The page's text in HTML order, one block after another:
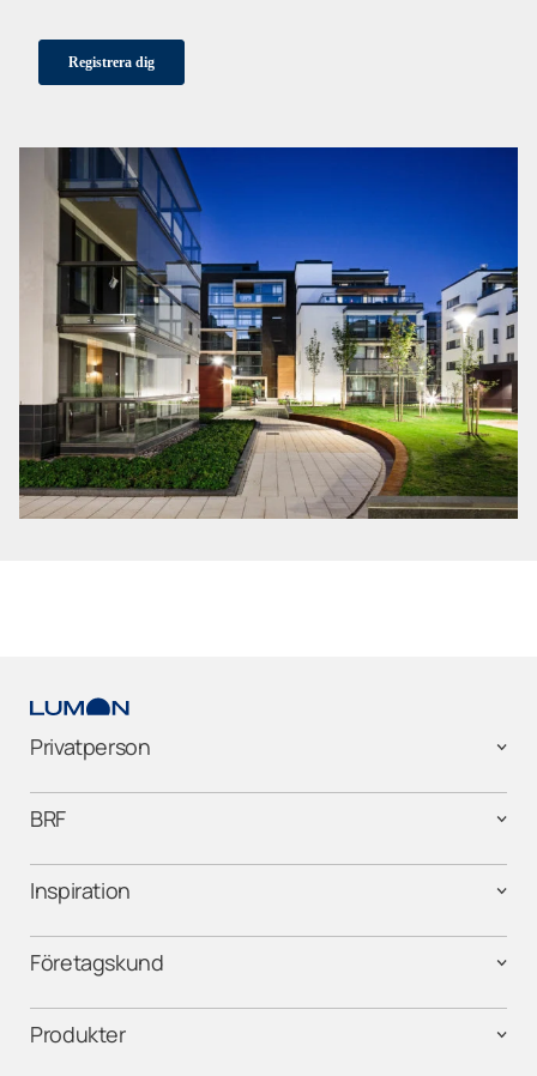
Privatperson
BRF
Inspiration
Företagskund
Produkter